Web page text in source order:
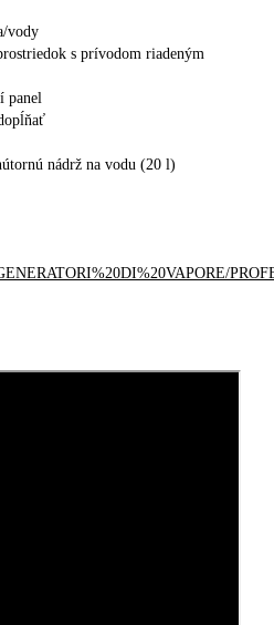
vody
s prívodom riadeným
panel
nádrž na vodu (20 l)